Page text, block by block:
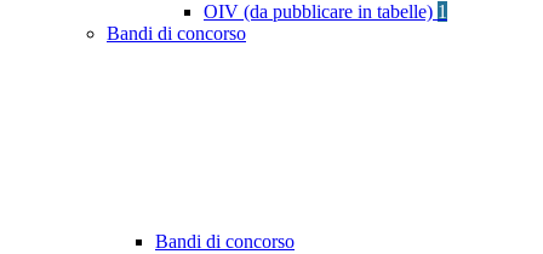
OIV (da pubblicare in tabelle) 1
Bandi di concorso
Bandi di concorso